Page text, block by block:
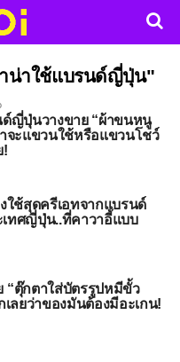
น่าใช้แบรนด์ญี่ปุ่น"
ญี่ปุ่นวางขาย “ผ้าขนหนู
จะแขวนใช้หรือแขวนโชว์
!
ใช้สุดครีเอทจากแบรนด์
เทศญี่ปุ่น..ที่คาวาอี้แบบ
“ตุ๊กตาใส่บัตรรูปหมีขั้ว
ลยว่าของมันต้องมีอะเกน!